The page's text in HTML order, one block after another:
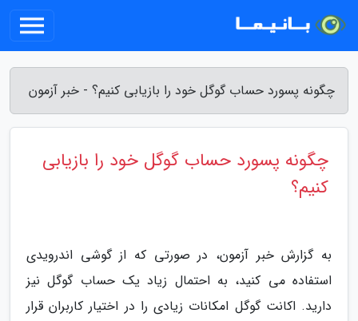
چگونه پسورد حساب گوگل خود را بازیابی کنیم؟ - خبر آزمون
چگونه پسورد حساب گوگل خود را بازیابی
کنیم؟
به گزارش خبر آزمون، در صورتی که از گوشی اندرویدی
استفاده می کنید، به احتمال زیاد یک حساب گوگل نیز
دارید. اکانت گوگل امکانات زیادی را در اختیار کاربران قرار